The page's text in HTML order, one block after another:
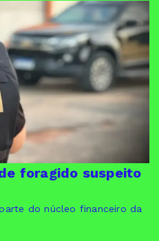
foragido suspeito
do núcleo financeiro da